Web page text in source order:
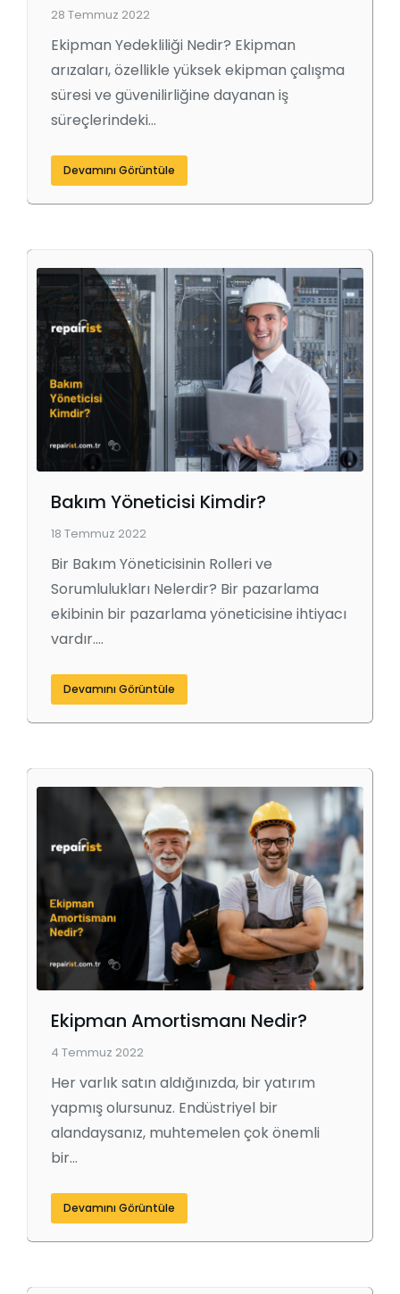
28 Temmuz 2022
Ekipman Yedekliliği Nedir? Ekipman
arızaları, özellikle yüksek ekipman çalışma
süresi ve güvenilirliğine dayanan iş
süreçlerindeki…
Devamını Görüntüle
Bakım Yöneticisi Kimdir?
18 Temmuz 2022
Bir Bakım Yöneticisinin Rolleri ve
Sorumlulukları Nelerdir? Bir pazarlama
ekibinin bir pazarlama yöneticisine ihtiyacı
vardır.…
Devamını Görüntüle
Ekipman Amortismanı Nedir?
4 Temmuz 2022
Her varlık satın aldığınızda, bir yatırım
yapmış olursunuz. Endüstriyel bir
alandaysanız, muhtemelen çok önemli
bir…
Devamını Görüntüle